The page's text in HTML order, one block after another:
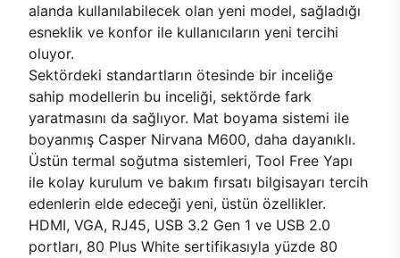
alanda kullanılabilecek olan yeni model, sağladığı
esneklik ve konfor ile kullanıcıların yeni tercihi
oluyor.
Sektördeki standartların ötesinde bir inceliğe
sahip modellerin bu inceliği, sektörde fark
yaratmasını da sağlıyor. Mat boyama sistemi ile
boyanmış Casper Nirvana M600, daha dayanıklı.
Üstün termal soğutma sistemleri, Tool Free Yapı
ile kolay kurulum ve bakım fırsatı bilgisayarı tercih
edenlerin elde edeceği yeni, üstün özellikler.
HDMI, VGA, RJ45, USB 3.2 Gen 1 ve USB 2.0
portları, 80 Plus White sertifikasıyla yüzde 80